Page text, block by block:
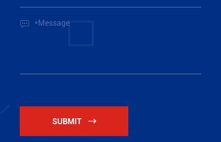

SUBMIT 